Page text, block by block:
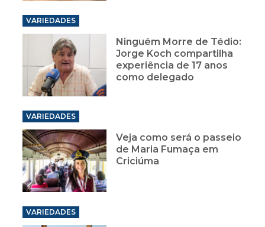
VARIEDADES
Ninguém Morre de Tédio:
Jorge Koch compartilha
experiência de 17 anos
como delegado
VARIEDADES
Veja como será o passeio
de Maria Fumaça em
Criciúma
VARIEDADES